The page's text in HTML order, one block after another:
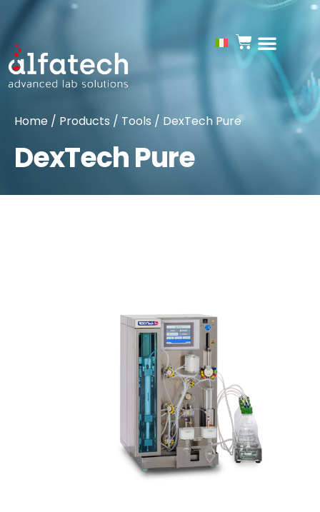
Home / Products / Tools / DexTech Pure
DexTech Pure